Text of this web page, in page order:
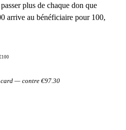
plus de chaque don que
arrive au bénéficiaire pour 100,
— contre €97.30